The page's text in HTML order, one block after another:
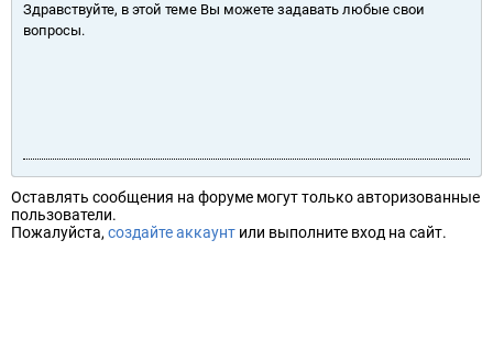
Здравствуйте, в этой теме Вы можете задавать любые свои
вопросы.
Оставлять сообщения на форуме могут только авторизованные
пользователи.
Пожалуйста, создайте аккаунт или выполните вход на сайт.